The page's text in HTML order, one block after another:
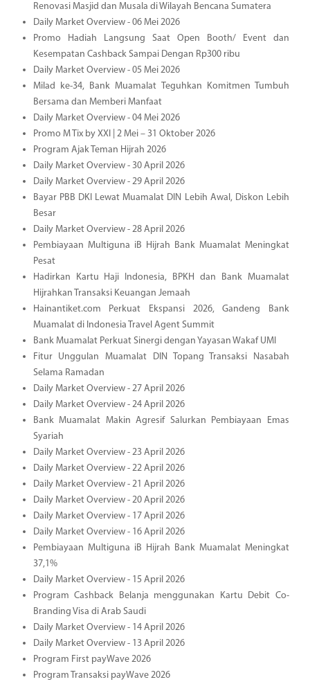
Renovasi Masjid dan Musala di Wilayah Bencana Sumatera
Daily Market Overview - 06 Mei 2026
Promo Hadiah Langsung Saat Open Booth/ Event dan
Kesempatan Cashback Sampai Dengan Rp300 ribu
Daily Market Overview - 05 Mei 2026
Milad ke-34, Bank Muamalat Teguhkan Komitmen Tumbuh
Bersama dan Memberi Manfaat
Daily Market Overview - 04 Mei 2026
Promo M Tix by XXI | 2 Mei – 31 Oktober 2026
Program Ajak Teman Hijrah 2026
Daily Market Overview - 30 April 2026
Daily Market Overview - 29 April 2026
Bayar PBB DKI Lewat Muamalat DIN Lebih Awal, Diskon Lebih
Besar
Daily Market Overview - 28 April 2026
Pembiayaan Multiguna iB Hijrah Bank Muamalat Meningkat
Pesat
Hadirkan Kartu Haji Indonesia, BPKH dan Bank Muamalat
Hijrahkan Transaksi Keuangan Jemaah
Hainantiket.com Perkuat Ekspansi 2026, Gandeng Bank
Muamalat di Indonesia Travel Agent Summit
Bank Muamalat Perkuat Sinergi dengan Yayasan Wakaf UMI
Fitur Unggulan Muamalat DIN Topang Transaksi Nasabah
Selama Ramadan
Daily Market Overview - 27 April 2026
Daily Market Overview - 24 April 2026
Bank Muamalat Makin Agresif Salurkan Pembiayaan Emas
Syariah
Daily Market Overview - 23 April 2026
Daily Market Overview - 22 April 2026
Daily Market Overview - 21 April 2026
Daily Market Overview - 20 April 2026
Daily Market Overview - 17 April 2026
Daily Market Overview - 16 April 2026
Pembiayaan Multiguna iB Hijrah Bank Muamalat Meningkat
37,1%
Daily Market Overview - 15 April 2026
Program Cashback Belanja menggunakan Kartu Debit Co-
Branding Visa di Arab Saudi
Daily Market Overview - 14 April 2026
Daily Market Overview - 13 April 2026
Program First payWave 2026
Program Transaksi payWave 2026